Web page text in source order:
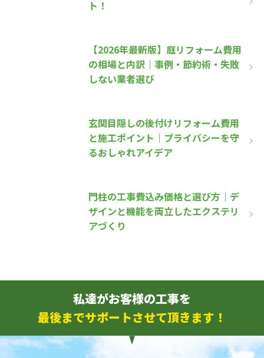
ト！
【2026年最新版】庭リフォーム費用
の相場と内訳｜事例・節約術・失敗
しない業者選び
玄関目隠しの後付けリフォーム費用
と施工ポイント｜プライバシーを守
るおしゃれアイデア
門柱の工事費込み価格と選び方｜デ
ザインと機能を両立したエクステリ
アづくり
私達がお客様の工事を
最後までサポートさせて頂きます！